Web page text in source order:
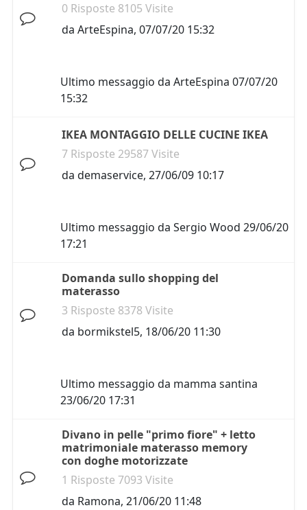
0 Risposte 8105 Visite
da ArteEspina, 07/07/20 15:32
Ultimo messaggio da ArteEspina 07/07/20
15:32
IKEA MONTAGGIO DELLE CUCINE IKEA
7 Risposte 29587 Visite
da demaservice, 27/06/09 10:17
Ultimo messaggio da Sergio Wood 29/06/20
17:21
Domanda sullo shopping del
materasso
3 Risposte 8378 Visite
da bormikstel5, 18/06/20 11:30
Ultimo messaggio da mamma santina
23/06/20 17:31
Divano in pelle "primo fiore" + letto
matrimoniale materasso memory
con doghe motorizzate
1 Risposte 7093 Visite
da Ramona, 21/06/20 11:48